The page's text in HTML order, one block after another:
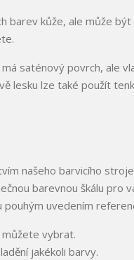
barev kůže, ale může
saténový povrch, ale
lesku lze také použít
našeho barvicího
barevnou škálu pro
uvedením
vybrat.
jakékoli barvy.